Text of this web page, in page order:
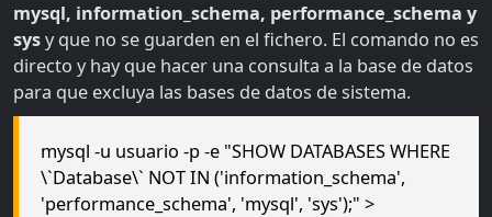
mysql, information_schema, performance_schema y
sysy que no se guarden en el fichero. El comando no es
directo y hay que hacer una consulta a la base de datos
para que excluya las bases de datos de sistema.
mysql -u usuario -p -e "SHOW DATABASES WHERE
\`Database\` NOT IN ('information_schema',
'performance_schema', 'mysql', 'sys');" >